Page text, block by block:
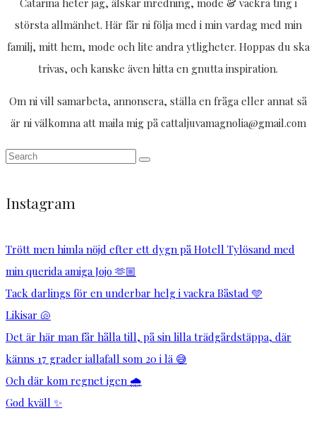
största allmänhet. Här får ni följa med i min vardag med min
familj, mitt hem, mode och lite andra ytligheter. Hoppas du ska
trivas, och kanske även hitta en gnutta inspiration.
Om ni vill samarbeta, annonsera, ställa en fråga eller annat så
är ni välkomna att maila mig på cattaljuvamagnolia@gmail.com
Instagram
Trött men himla nöjd efter ett dygn på Hotell Tylösand med
min querida amiga Jojo 🫶🏼
Tack darlings för en underbar helg i vackra Båstad 🩵
Likisar 🐚
Det är här man får hålla till, på sin lilla trädgårdstäppa, där
känns 17 grader iallafall som 20 i lä 😅
Och där kom regnet igen 🌧️
God kväll ✨